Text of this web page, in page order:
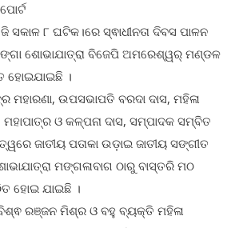
୮ ଘଟିକ।ରେ ସ୍ଵାଧୀନତା ଦିବସ ପାଳନ
ଶୋଭାଯାତ୍ରା ବିଜେପି ଅମରେଶ୍ୱର୍ ମଣ୍ଡଳ
।
ମହାରଣା, ଉପସଭାପତି ବରଦା ଦାସ, ମହିଳା
ମହାପାତ୍ର ଓ କଳ୍ପନା ଦାସ, ସମ୍ପାଦକ ସମ୍ବିତ
ଜାତୀୟ ପତାକା ଉଡ଼ାଇ ଜାତୀୟ ସଙ୍ଗୀତ
ମଙ୍ଗଳାବାଗ ଠାରୁ ବାସ୍ତରି ମଠ
ହୋଇ ଯାଇଛି ।
ରଞ୍ଜନ ମିଶ୍ର ଓ ବହୁ ବ୍ୟକ୍ତି ମହିଳା